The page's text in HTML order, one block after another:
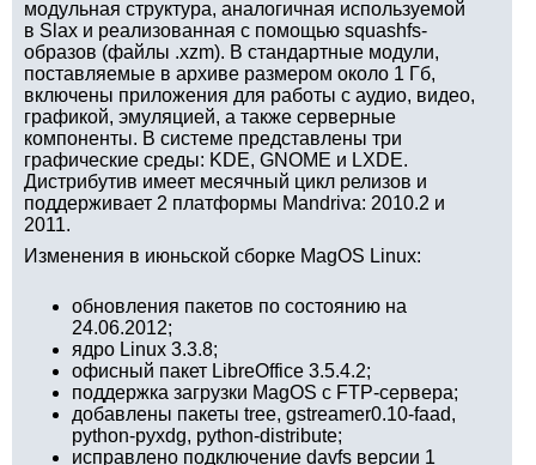
модульная структура, аналогичная используемой
в Slax и реализованная с помощью squashfs-
образов (файлы .xzm). В стандартные модули,
поставляемые в архиве размером около 1 Гб,
включены приложения для работы с аудио, видео,
графикой, эмуляцией, а также серверные
компоненты. В системе представлены три
графические среды: KDE, GNOME и LXDE.
Дистрибутив имеет месячный цикл релизов и
поддерживает 2 платформы Mandriva: 2010.2 и
2011.
Изменения в июньской сборке MagOS Linux:
обновления пакетов по состоянию на
24.06.2012;
ядро Linux 3.3.8;
офисный пакет LibreOffice 3.5.4.2;
поддержка загрузки MagOS с FTP-сервера;
добавлены пакеты tree, gstreamer0.10-faad,
python-pyxdg, python-distribute;
исправлено подключение davfs версии 1